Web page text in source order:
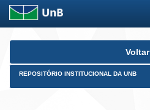
Skip
Voltar
REPOSITÓRIO INSTITUCIONAL DA UNB